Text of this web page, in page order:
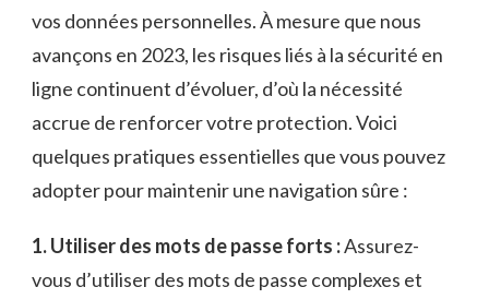
vos données personnelles. À ​mesure que ⁣nous
⁢avançons​ en 2023, les‌ risques liés à⁤ la sécurité en
ligne continuent d’évoluer, d’où‌ la ⁤nécessité
accrue⁤ de renforcer ​votre protection. Voici
quelques pratiques essentielles que​ vous pouvez
‍adopter pour maintenir‍ une navigation sûre⁢ :
1. Utiliser des mots de passe⁣ forts :Assurez-
vous d’utiliser des mots de passe complexes et